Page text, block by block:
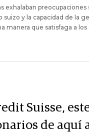
exhalaban preocupaciones
suizo y la capacidad de la
manera que satisfaga a los
Suisse,
de aquí